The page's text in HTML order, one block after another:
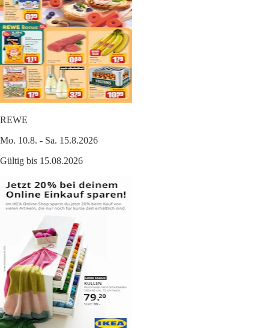
REWE
Mo. 10.8. - Sa. 15.8.2026
Gültig bis 15.08.2026